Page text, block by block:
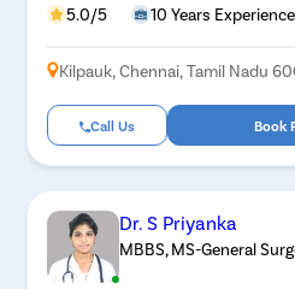
5.0/5 10 Years Experience
Kilpauk, Chennai, Tamil Nadu
Call Us Book
Dr. S Priyanka
MBBS, MS-General